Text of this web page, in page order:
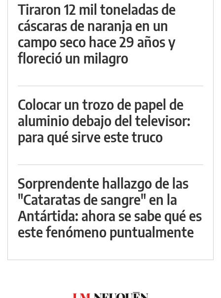
Tiraron 12 mil toneladas de
cáscaras de naranja en un
campo seco hace 29 años y
floreció un milagro
Colocar un trozo de papel de
aluminio debajo del televisor:
para qué sirve este truco
Sorprendente hallazgo de las
"Cataratas de sangre" en la
Antártida: ahora se sabe qué es
este fenómeno puntualmente